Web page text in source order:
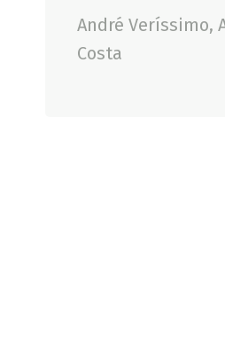
André Veríssimo,
Costa